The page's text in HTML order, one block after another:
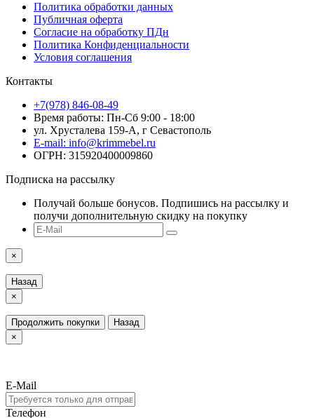
Политика обработки данных
Публичная оферта
Согласие на обработку ПДн
Политика Конфиденциальности
Условия соглашения
Контакты
+7(978) 846-08-49
Время работы: Пн-Сб 9:00 - 18:00
ул. Хрусталева 159-А, г Севастополь
E-mail: info@krimmebel.ru
ОГРН: 315920400009860
Подписка на рассылку
Получай больше бонусов. Подпишись на рассылку и
получи дополнительную скидку на покупку
×
Назад
×
Продолжить покупки
Назад
×
E-Mail
Телефон